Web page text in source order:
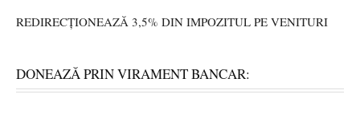
REDIRECȚIONEAZĂ 3,5% DIN IMPOZITUL PE VENITURI
DONEAZĂ PRIN VIRAMENT BANCAR: